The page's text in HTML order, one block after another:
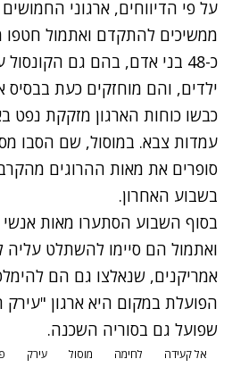
על פי הדיווחים, ארגוני
ממשיכים להתקדם ואתמול חטפו
כ-48 בני אדם, בהם גם
ילדים, והם מוחזקים כעת בבסיס
כבשו כוחות הארגון מזקקת נפט
עמדות צבא. במוסול, שם הסבו
סופרים את מאות ההרוגים
בשבוע האחרון.
בסוף השבוע הסתערו מאות
ואתמול הם סיימו להשתלט עליה
אמריקנים, שנאלצו גם הם
הפועלת במקום היא ארגון "עירק
שפועל גם בסוריה השכנה.
אל קעידה לחימה מוסול עירק